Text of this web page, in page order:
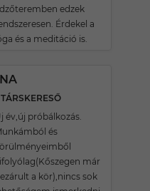
edzek
Érdekel a
és a meditáció is.
év,új próbálkozás.
és
már
a kör),nincs sok